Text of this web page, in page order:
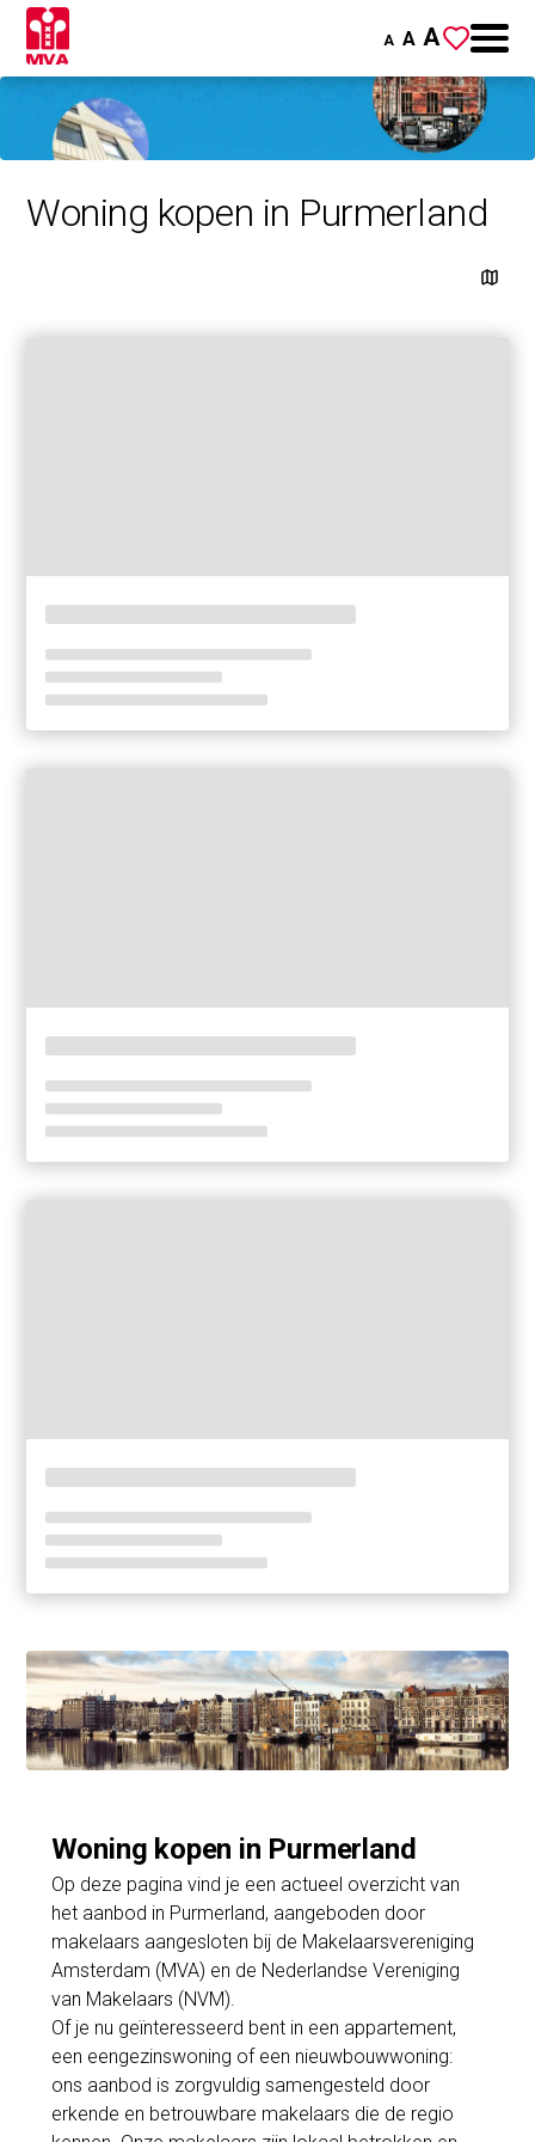
A A A
Woning kopen in Purmerland
Woning kopen in Purmerland
Op deze pagina vind je een actueel overzicht van
het aanbod in Purmerland, aangeboden door
makelaars aangesloten bij de Makelaarsvereniging
Amsterdam (MVA) en de Nederlandse Vereniging
van Makelaars (NVM).
Of je nu geïnteresseerd bent in een appartement,
een eengezinswoning of een nieuwbouwwoning:
ons aanbod is zorgvuldig samengesteld door
erkende en betrouwbare makelaars die de regio